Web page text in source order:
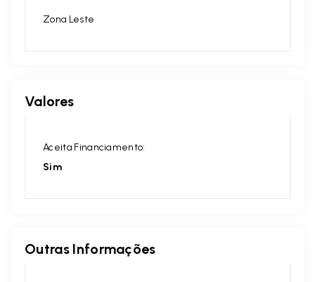
Zona Leste
Valores
Aceita Financiamento:
Sim
Outras Informações